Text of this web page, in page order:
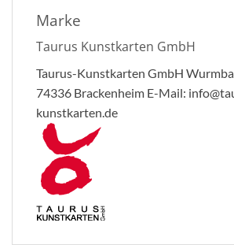
Marke
Taurus Kunstkarten GmbH
Taurus-Kunstkarten GmbH
74336 Brackenheim E-Mail:
kunstkarten.de